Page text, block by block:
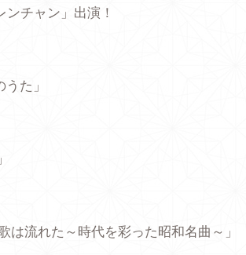
チャン」出演！
た」
は流れた～時代を彩った昭和名曲～」